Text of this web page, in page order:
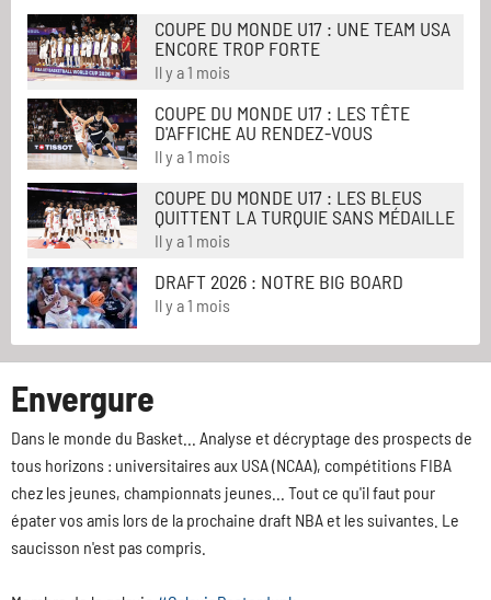
COUPE DU MONDE U17 : UNE TEAM USA
ENCORE TROP FORTE
Il y a 1 mois
COUPE DU MONDE U17 : LES TÊTE
D'AFFICHE AU RENDEZ-VOUS
Il y a 1 mois
COUPE DU MONDE U17 : LES BLEUS
QUITTENT LA TURQUIE SANS MÉDAILLE
Il y a 1 mois
DRAFT 2026 : NOTRE BIG BOARD
Il y a 1 mois
Envergure
Dans le monde du Basket... Analyse et décryptage des prospects de
tous horizons : universitaires aux USA (NCAA), compétitions FIBA
chez les jeunes, championnats jeunes... Tout ce qu'il faut pour
épater vos amis lors de la prochaine draft NBA et les suivantes. Le
saucisson n'est pas compris.